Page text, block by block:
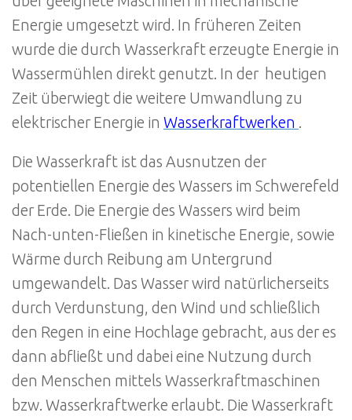
Energie umgesetzt wird. In früheren Zeiten
wurde die durch Wasserkraft erzeugte Energie in
Wassermühlen direkt genutzt. In der heutigen
Zeit überwiegt die weitere Umwandlung zu
elektrischer Energie in Wasserkraftwerken .
Die Wasserkraft ist das Ausnutzen der
potentiellen Energie des Wassers im Schwerefeld
der Erde. Die Energie des Wassers wird beim
Nach-unten-Fließen in kinetische Energie, sowie
Wärme durch Reibung am Untergrund
umgewandelt. Das Wasser wird natürlicherseits
durch Verdunstung, den Wind und schließlich
den Regen in eine Hochlage gebracht, aus der es
dann abfließt und dabei eine Nutzung durch
den Menschen mittels Wasserkraftmaschinen
bzw. Wasserkraftwerke erlaubt. Die Wasserkraft